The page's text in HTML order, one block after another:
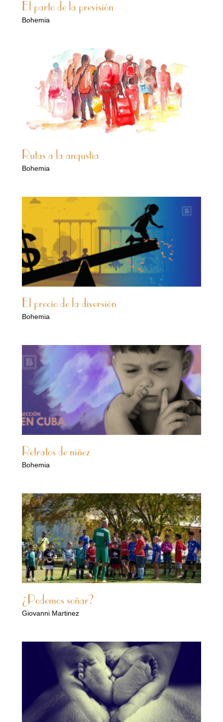
El parto de la previsión
Bohemia
Rutas a la angustia
Bohemia
El precio de la diversión
Bohemia
Retratos de niñez
Bohemia
¿Podemos soñar?
Giovanni Martinez